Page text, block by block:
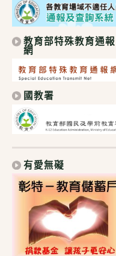
教育部特殊教育通報
網
國教署
有愛無礙